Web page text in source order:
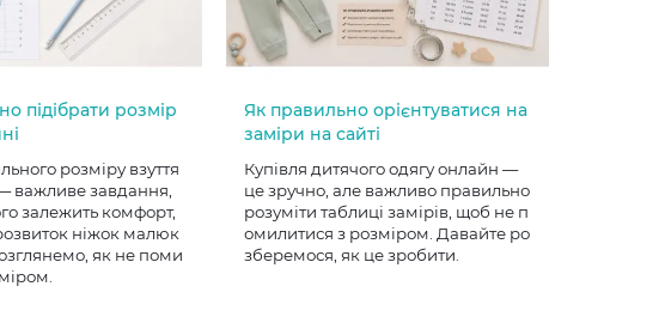
підібрати розмір
розміру взуття
важливе завдання,
залежить комфорт,
ніжок малюк
як не поми
Як правильно орієнтуватися на
заміри на сайті
Купівля дитячого одягу онлайн —
це зручно, але важливо правильно
розуміти таблиці замірів, щоб не п
омилитися з розміром. Давайте ро
зберемося, як це зробити.